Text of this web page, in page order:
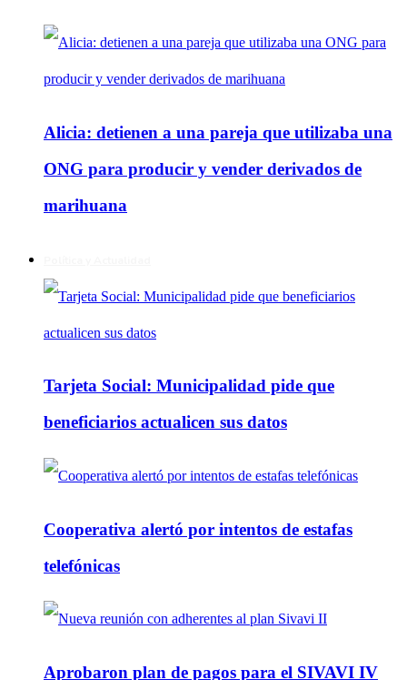
Alicia: detienen a una pareja que utilizaba una
ONG para producir y vender derivados de
marihuana
Tarjeta Social: Municipalidad pide que
beneficiarios actualicen sus datos
Cooperativa alertó por intentos de estafas
telefónicas
Aprobaron plan de pagos para el SIVAVI IV